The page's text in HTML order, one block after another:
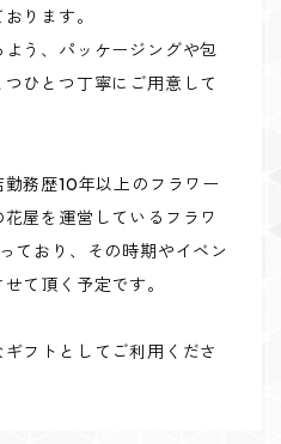
ります。
う、パッケージングや包
ひとつ丁寧にご用意して
務歴10年以上のフラワー
屋を運営しているフラワ
ており、その時期やイベン
て頂く予定です。
フトとしてご利用くださ